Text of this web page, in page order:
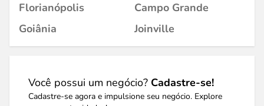
Florianópolis
Campo Grande
Goiânia
Joinville
Você possui um negócio? Cadastre-se!
Cadastre-se agora e impulsione seu negócio. Explore